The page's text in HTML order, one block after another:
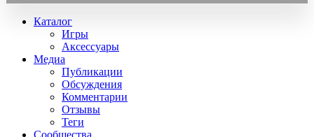
Каталог
Игры
Аксессуары
Медиа
Публикации
Обсуждения
Комментарии
Отзывы
Теги
Сообщества